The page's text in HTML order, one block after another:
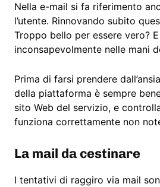
Nella e-mail si fa riferimento
l’utente. Rinnovando subito
Troppo bello per essere vero?
inconsapevolmente nelle mani
Prima di farsi prendere
della piattaforma è sempre
sito Web del servizio, e
funziona correttamente non
La mail da cestinare
I tentativi di raggiro via mail